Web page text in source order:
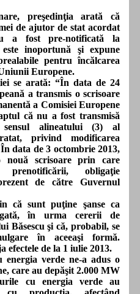
preşedinţia arată că
de ajutor de stat acordat
a fost pre-notificată la
inoportună şi expune
pentru încălcarea
Europene.
se arată: “În data de 24
a transmis o scrisoare
a Comisiei Europene
că nu a fost transmisă
alineatului (3) al
privind modificarea
data de 3 octombrie 2013,
scrisoare prin care
prenotificării, obligaţie
de către Guvernul
că sunt puţine şanse ca
în urma cererii de
Băsescu şi că, probabil, se
în aceeaşi formă.
efectele de la 1 iulie 2013.
energia verde ne-a adus o
care au depăşit 2.000 MW
cu energia verde au